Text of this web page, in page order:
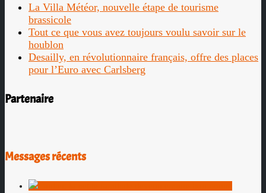
La Villa Météor, nouvelle étape de tourisme
brassicole
Tout ce que vous avez toujours voulu savoir sur le
houblon
Desailly, en révolutionnaire français, offre des places
pour l’Euro avec Carlsberg
Partenaire
Messages récents